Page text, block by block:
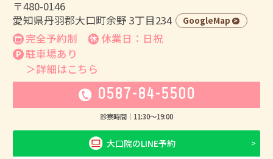
〒480-0146
愛知県丹羽郡大口町余野 3丁目234
GoogleMap
完全予約制
休業日：日祝
駐車場あり
＞詳細はこちら
0587-84-5500
診察時間｜ 11:30〜19:00
大口院のLINE予約